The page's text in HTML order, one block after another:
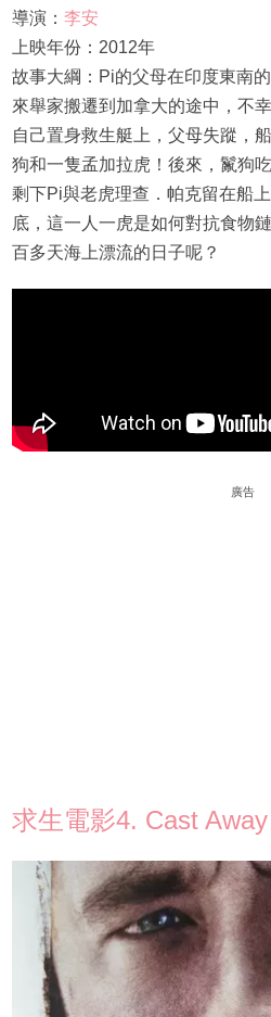
導演： 李安
上映年份：2012年
故事大綱：Pi的父母在印度東南
來舉家搬遷到加拿大的途中，不
自己置身救生艇上，父母失蹤，
狗和一隻孟加拉虎！後來，鬣狗
剩下Pi與老虎理查．帕克留在船
底，這一人一虎是如何對抗食物
百多天海上漂流的日子呢？
廣告
求生電影4. Cast Away